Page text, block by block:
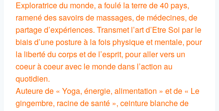
Exploratrice du monde, a foulé la terre de 40 pays,
ramené des savoirs de massages, de médecines, de
partage d’expériences. Transmet l’art d’Etre Soi par le
biais d’une posture à la fois physique et mentale, pour
la liberté du corps et de l’esprit, pour aller vers un
coeur à coeur avec le monde dans l’action au
quotidien.
Auteure de « Yoga, énergie, alimentation » et de « Le
gingembre, racine de santé », ceinture blanche de